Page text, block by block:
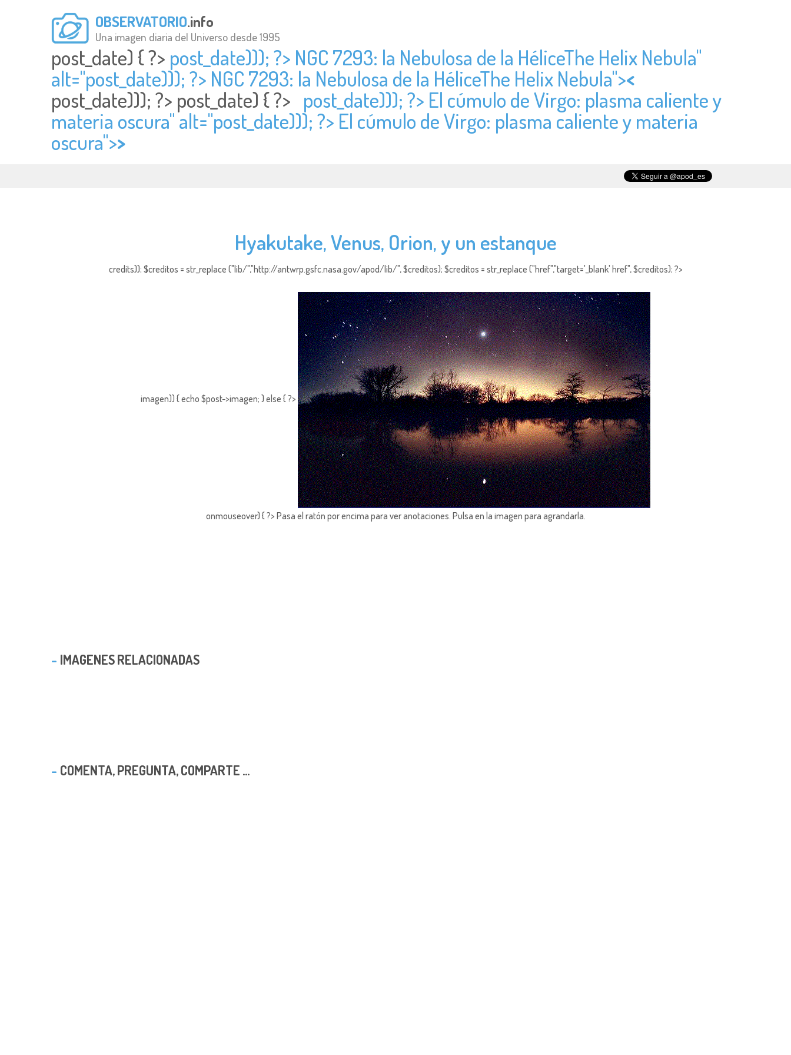
OBSERVATORIO.info
Una imagen diaria del Universo desde 1995
post_date) { ?> post_date))); ?> NGC 7293: la Nebulosa de la HéliceThe Helix Nebula"
alt="post_date))); ?> NGC 7293: la Nebulosa de la HéliceThe Helix Nebula"><
post_date))); ?> post_date) { ?> post_date))); ?> El cúmulo de Virgo: plasma caliente y
materia oscura" alt="post_date))); ?> El cúmulo de Virgo: plasma caliente y materia
oscura">>
Hyakutake, Venus, Orion, y un estanque
credits)); $creditos = str_replace ("lib/","http://antwrp.gsfc.nasa.gov/apod/lib/", $creditos); $creditos = str_replace ("href","target='_blank' href", $creditos); ?>
imagen)) { echo $post->imagen; } else { ?>
onmouseover) { ?> Pasa el ratón por encima para ver anotaciones. Pulsa en la imagen para agrandarla.
IMAGENES RELACIONADAS
COMENTA, PREGUNTA, COMPARTE ...